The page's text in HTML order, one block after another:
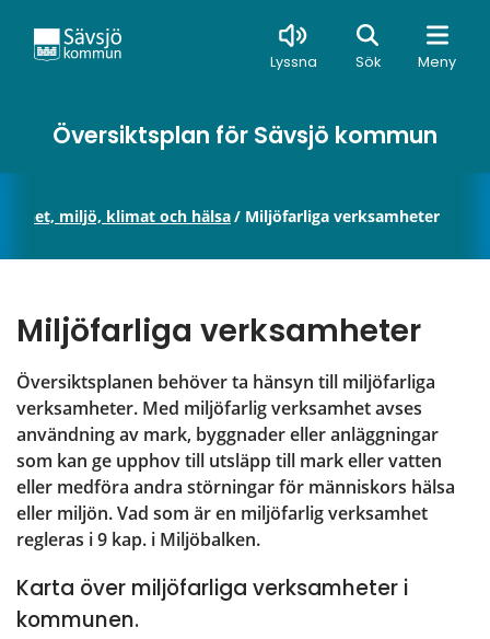
Lyssna Sök Meny
Sök
Översiktsplan för Sävsjö kommun
miljö, klimat och hälsa/ Miljöfarliga verksamheter
Miljöfarliga verksamheter
Översiktsplanen behöver ta hänsyn till miljöfarliga
verksamheter. Med miljöfarlig verksamhet avses
användning av mark, byggnader eller anläggningar
som kan ge upphov till utsläpp till mark eller vatten
eller medföra andra störningar för människors hälsa
eller miljön. Vad som är en miljöfarlig verksamhet
regleras i 9 kap. i Miljöbalken.
Karta över miljöfarliga verksamheter i
kommunen.